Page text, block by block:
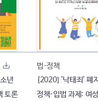
년
토론
법·정책
[2020] '낙태죄' 폐
정책·입법 과제: 여